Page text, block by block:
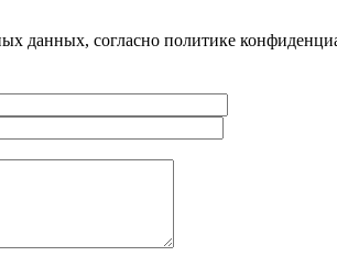
данных, согласно политике